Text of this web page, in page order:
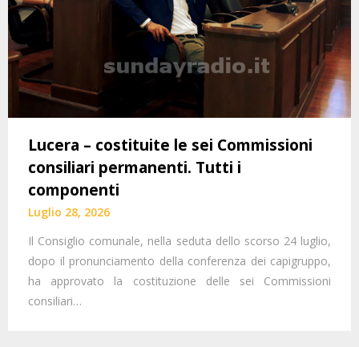
Lucera – costituite le sei Commissioni
consiliari permanenti. Tutti i
componenti
Luglio 28, 2026
Il Consiglio comunale, nella seduta dello scorso 24 luglio,
dopo il pronunciamento della conferenza dei capigruppo,
ha approvato la costituzione delle sei Commissioni
consiliari…